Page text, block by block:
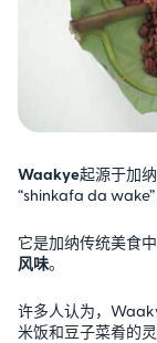
Waakye起源于加
“shinkafa da wake”
它是加纳传统美食
风味。
许多人认为，
米饭和豆子菜肴的灵